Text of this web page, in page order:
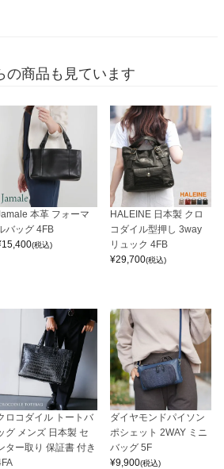
の商品も見ています
本革 フォーマ
バッグ 4FB
15,400(税込)
HALEINE 日本製 クロ
コダイル型押し 3way
リュック 4FB
¥29,700(税込)
ロコダイル トートバ
グ メンズ 日本製 セ
ター取り 保証書 付き
ダイヤモンドパイソン
ポシェット 2WAY ミニ
バッグ 5F
¥9,900(税込)